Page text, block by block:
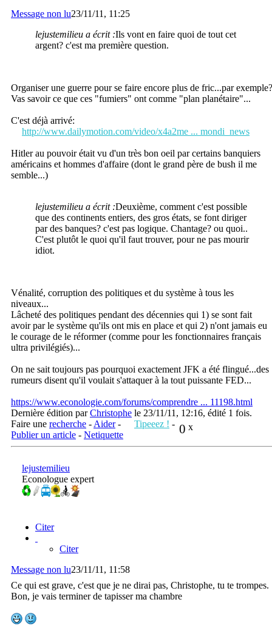
Message non lu23/11/11, 11:25
lejustemilieu a écrit :Ils vont en faire quoi de tout cet
argent? c'est ma première question.
Organiser une guerre pour se faire encore plus de fric...par exemple?
Vas savoir ce que ces "fumiers" ont comme "plan planétaire"...
C'est déjà arrivé:
http://www.dailymotion.com/video/x4a2me ... mondi_news
Hitler au pouvoir était vu d'un très bon oeil par certains banquiers
américains et hommes d'affaire (dont le grand père de bush il me
semble...)
lejustemilieu a écrit :Deuxième, comment c'est possible
que des continents entiers, des gros états, se font diriger
par des banques? c'est pas logique. Chantage? ou quoi..
C'est plutôt le quoi qu'il faut trouver, pour ne pas mourir
idiot.
Vénalité, corruption des politiques et du système à tous les
niveaux...
Lâcheté des politiques pendant des décennies qui 1) se sont fait
avoir par le système qu'ils ont mis en place et qui 2) n'ont jamais eu
le courage de le réformer (comme pour les fonctionnaires français
ultra privilégiés)...
On ne sait toujours pas pourquoi exactement JFK a été flingué...des
rumeurs disent qu'il voulait s'attaquer à la tout puissante FED...
https://www.econologie.com/forums/comprendre ... 11198.html
Dernière édition parChristophe le 23/11/11, 12:16, édité 1 fois.
0 x
Faire une recherche - Aider- Tipeeez ! -
Publier un article - Netiquette
lejustemilieu
Econologue expert
Citer
Citer
Message non lu23/11/11, 11:58
Ce qui est grave, c'est que je ne dirai pas, Christophe, tu te trompes.
Bon, je vais terminer de tapisser ma chambre